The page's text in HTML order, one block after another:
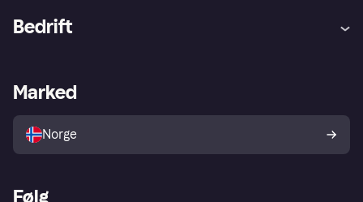
Utforsk butikker
Bedrift
Merchant portal
Marked
Norge
Følg